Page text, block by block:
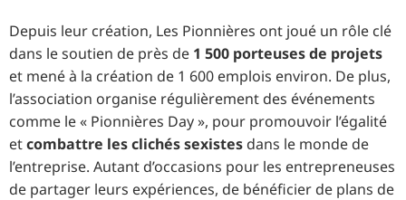
Depuis leur création, Les Pionnières ont joué un rôle clé
dans le soutien de près de 1 500 porteuses de projets
et mené à la création de 1 600 emplois environ. De plus,
l’association organise régulièrement des événements
comme le « Pionnières Day », pour promouvoir l’égalité
etcombattre les clichés sexistes dans le monde de
l’entreprise. Autant d’occasions pour les entrepreneuses
de partager leurs expériences, de bénéficier de plans de